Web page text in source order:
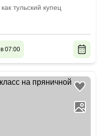
тульский купец
в 07:00